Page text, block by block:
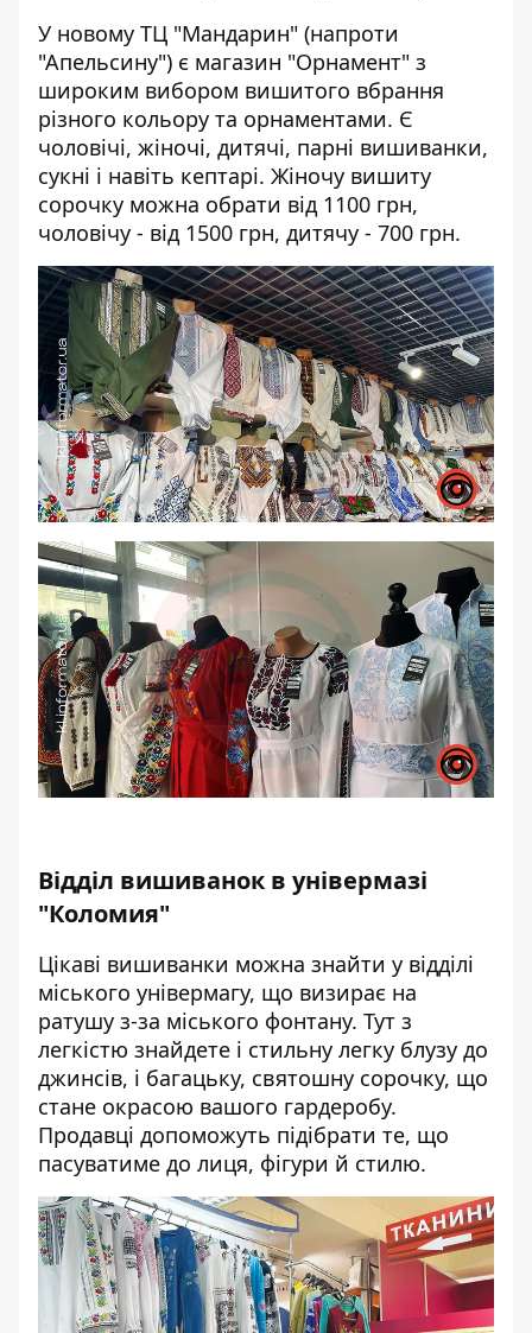
У новому ТЦ "Мандарин" (напроти
"Апельсину") є магазин "Орнамент" з
широким вибором вишитого вбрання
різного кольору та орнаментами. Є
чоловічі, жіночі, дитячі, парні вишиванки,
сукні і навіть кептарі. Жіночу вишиту
сорочку можна обрати від 1100 грн,
чоловічу - від 1500 грн, дитячу - 700 грн.
Відділ вишиванок в універмазі
"Коломия"
Цікаві вишиванки можна знайти у відділі
міського універмагу, що визирає на
ратушу з-за міського фонтану. Тут з
легкістю знайдете і стильну легку блузу до
джинсів, і багацьку, святошну сорочку, що
стане окрасою вашого гардеробу.
Продавці допоможуть підібрати те, що
пасуватиме до лиця, фігури й стилю.